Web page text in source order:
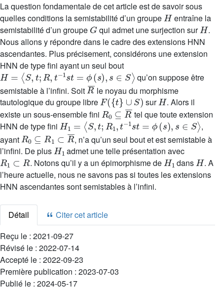
La question fondamentale de cet article est de savoir sous
quelles conditions la semistabilité d’un groupe
H
entraîne la
semistabilité d’un groupe
G
qui admet une surjection sur
H
.
Nous allons y répondre dans le cadre des extensions HNN
ascendantes. Plus précisement, considérons une extension
HNN de type fini ayant un seul bout
H=〈S,t;R,t-1st=ϕ(s),s∈S〉
qu’on suppose être
semistable à l’infini. Soit
R¯
le noyau du morphisme
tautologique du groupe libre
F({t}∪S)
sur
H
. Alors il
existe un sous-ensemble fini
R0⊆R¯
tel que toute extension
HNN de type fini
H1=〈S,t;R1,t -1 st= ϕ(s),s∈S〉
,
ayant
R0⊆R1⊂R¯
, n’a qu’un seul bout et est semistable à
l’infini. De plus
H1
admet une telle présentation avec
R1⊂R
. Notons qu’il y a un épimorphisme de
H1
dans
. A
l’heure actuelle, nous ne savons pas si toutes les extensions
HNN ascendantes sont semistables à l’infini.
Détail
Citer cet article
Reçu le : 2021-09-27
Révisé le : 2022-07-14
Accepté le : 2022-09-23
Première publication : 2023-07-03
Publié le : 2024-05-17